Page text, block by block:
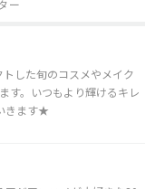
ー
トした旬のコスメやメイク
す。いつもより輝けるキレ
きます★